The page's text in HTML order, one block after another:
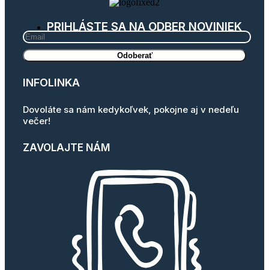
PRIHLÁSTE SA NA ODBER NOVINIEK
INFOLINKA
Dovoláte sa nám kedykoľvek, pokojne aj v nedeľu
večer!
ZAVOLAJTE NÁM